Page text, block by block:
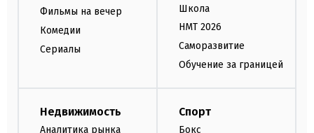
Фильмы на вечер
Комедии
Сериалы
Школа
НМТ 2026
Саморазвитие
Обучение за границей
Недвижимость
Аналитика рынка
Спорт
Бокс